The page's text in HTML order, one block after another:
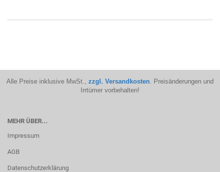
Alle Preise inklusive MwSt., zzgl. Versandkosten. Preisänderungen und
Irrtümer vorbehalten!
MEHR ÜBER...
Impressum
AGB
Datenschutzerklärung